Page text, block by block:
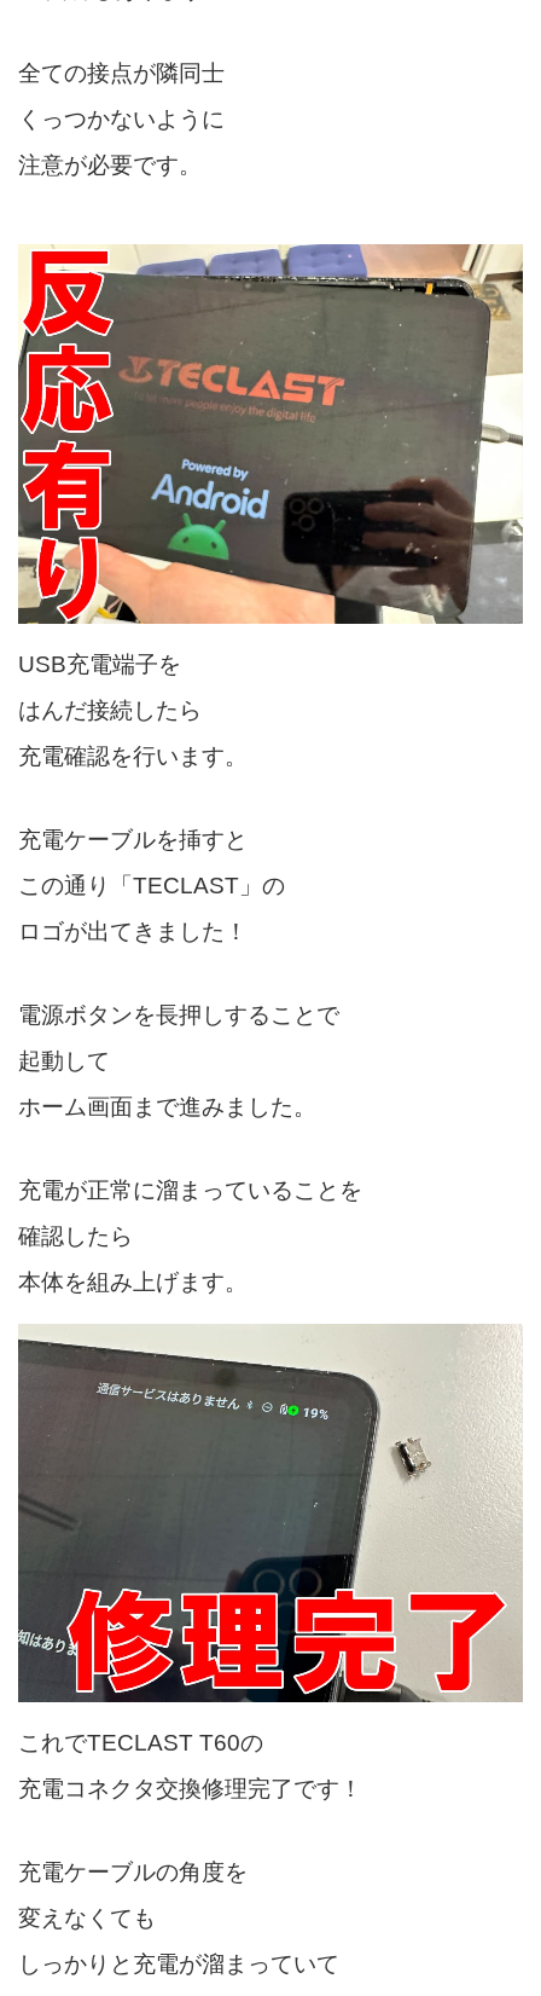
全ての接点が隣同士
くっつかないように
注意が必要です。
USB充電端子を
はんだ接続したら
充電確認を行います。
充電ケーブルを挿すと
この通り「TECLAST」の
ロゴが出てきました！
電源ボタンを長押しすることで
起動して
ホーム画面まで進みました。
充電が正常に溜まっていることを
確認したら
本体を組み上げます。
これでTECLAST T60の
充電コネクタ交換修理完了です！
充電ケーブルの角度を
変えなくても
しっかりと充電が溜まっていて